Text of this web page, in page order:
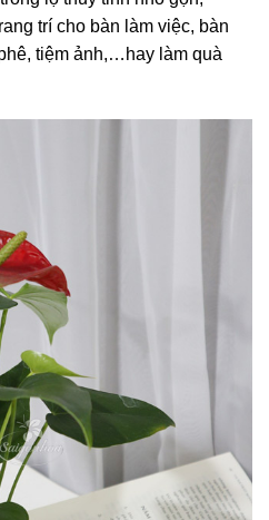
trí cho bàn làm việc, bàn
tiệm ảnh,…hay làm quà